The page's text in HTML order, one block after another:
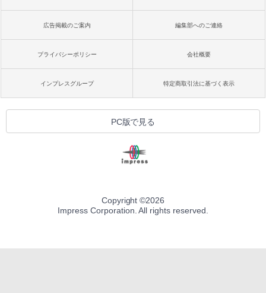
広告掲載のご案内 編集部へのご連絡
プライバシーポリシー 会社概要
インプレスグループ 特定商取引法に基づく表示
PC版で見る
Copyright ©2026
Impress Corporation. All rights reserved.